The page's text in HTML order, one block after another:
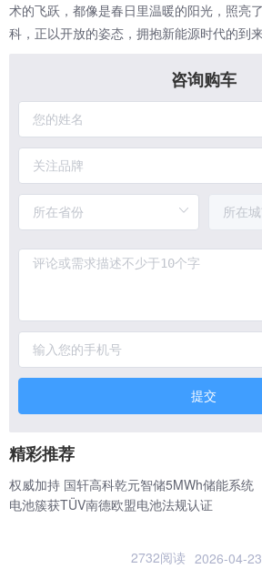
术的飞跃，都像是春日里温暖的阳光，照亮
科，正以开放的姿态，拥抱新能源时代的到来
咨询购车
提交
精彩推荐
权威加持 国轩高科乾元智储5MWh储能系统
电池簇获TÜV南德欧盟电池法规认证
2732阅读 2026-04-23